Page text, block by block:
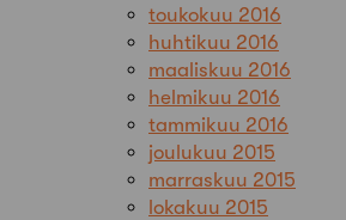
toukokuu 2016
huhtikuu 2016
maaliskuu 2016
helmikuu 2016
tammikuu 2016
joulukuu 2015
marraskuu 2015
lokakuu 2015